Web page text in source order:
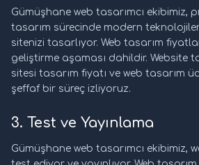
Gümüşhane web tasarımcı ekibimiz,
tasarım sürecinde modern
sitenizi tasarlıyor. Web tasarım
geliştirme aşaması dahildir. Website
sitesi tasarım fiyatı ve web tasarım
şeffaf bir süreç izliyoruz.
3. Test ve Yayınlama
Gümüşhane web tasarımcı ekibimiz,